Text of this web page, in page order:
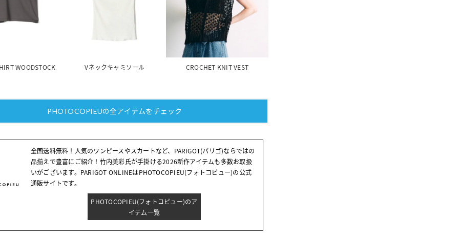
WOODSTOCK Vネックキャミソール CROCHET KNIT VEST
PHOTOCOPIEUの全アイテムをチェック
全国送料無料！人気のワンピースやスカートなど、PARIGOT(パリゴ)ならではの
品揃えで豊富にご紹介！竹内美彩氏が手掛ける2026新作アイテムも多数お取扱
いがございます。PARIGOT ONLINEはPHOTOCOPIEU(フォトコピュー)の公式
通販サイトです。
PHOTOCOPIEU(フォトコピュー)のア
イテム一覧